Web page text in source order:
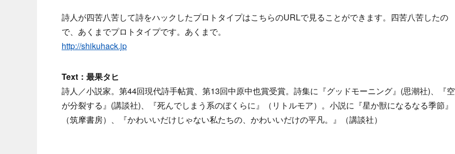
詩人が四苦八苦して詩をハックしたプロトタイプはこちらのURLで見ることができます。四苦八苦したの
で、あくまでプロトタイプです。あくまで。
http://shikuhack.jp
Text：最果タヒ
詩人／小説家。第44回現代詩手帖賞、第13回中原中也賞受賞。詩集に『グッドモーニング』(思潮社)、『空
が分裂する』(講談社)、『死んでしまう系のぼくらに』（リトルモア）。小説に『星か獣になるなる季節』
（筑摩書房）、『かわいいだけじゃない私たちの、かわいいだけの平凡。』（講談社）